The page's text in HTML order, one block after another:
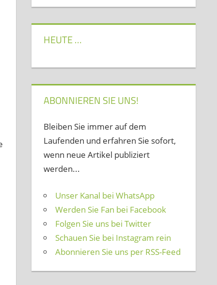
HEUTE …
ABONNIEREN SIE UNS!
Bleiben Sie immer auf dem
Laufenden und erfahren Sie sofort,
wenn neue Artikel publiziert
werden...
Unser Kanal bei WhatsApp
Werden Sie Fan bei Facebook
Folgen Sie uns bei Twitter
Schauen Sie bei Instagram rein
Abonnieren Sie uns per RSS-Feed